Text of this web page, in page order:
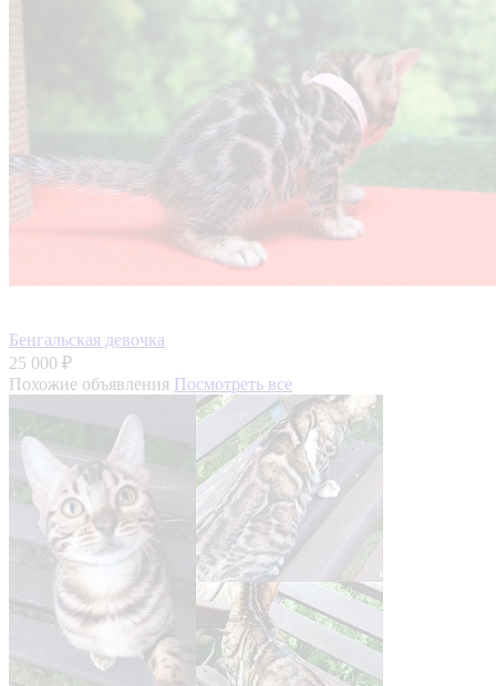
Бенгальская девочка
25 000 ₽
Похожие объявления Посмотреть все